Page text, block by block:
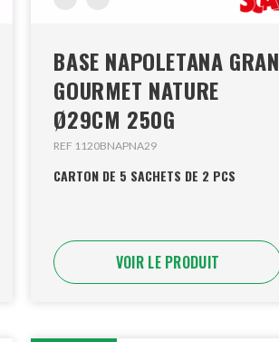
BASE NAPOLETANA GRAN
GOURMET NATURE
Ø29CM 250G
REF 1120BNAPNA29
CARTON DE 5 SACHETS DE 2 PCS
VOIR LE PRODUIT